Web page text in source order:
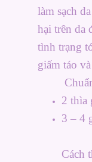
làm sạch
hại trên da
tình trạng
giấm táo
Chuẩn
2 thìa
3 – 4
Cách